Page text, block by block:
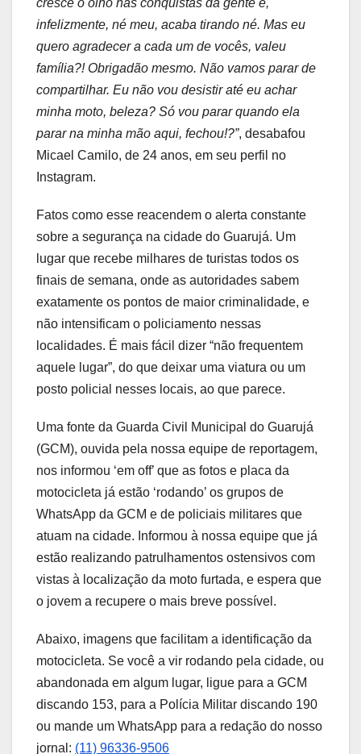
cresce o olho nas conquistas da gente e,
infelizmente, né meu, acaba tirando né. Mas eu
quero agradecer a cada um de vocês, valeu
família?! Obrigadão mesmo. Não vamos parar de
compartilhar. Eu não vou desistir até eu achar
minha moto, beleza? Só vou parar quando ela
parar na minha mão aqui, fechou!?”, desabafou
Micael Camilo, de 24 anos, em seu perfil no
Instagram.
Fatos como esse reacendem o alerta constante
sobre a segurança na cidade do Guarujá. Um
lugar que recebe milhares de turistas todos os
finais de semana, onde as autoridades sabem
exatamente os pontos de maior criminalidade, e
não intensificam o policiamento nessas
localidades. É mais fácil dizer “não frequentem
aquele lugar”, do que deixar uma viatura ou um
posto policial nesses locais, ao que parece.
Uma fonte da Guarda Civil Municipal do Guarujá
(GCM), ouvida pela nossa equipe de reportagem,
nos informou ‘em off’ que as fotos e placa da
motocicleta já estão ‘rodando’ os grupos de
WhatsApp da GCM e de policiais militares que
atuam na cidade. Informou à nossa equipe que já
estão realizando patrulhamentos ostensivos com
vistas à localização da moto furtada, e espera que
o jovem a recupere o mais breve possível.
Abaixo, imagens que facilitam a identificação da
motocicleta. Se você a vir rodando pela cidade, ou
abandonada em algum lugar, ligue para a GCM
discando 153, para a Polícia Militar discando 190
ou mande um WhatsApp para a redação do nosso
jornal: (11) 96336-9506